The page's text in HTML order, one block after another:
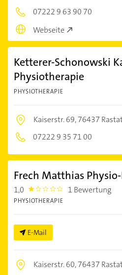
07222 9 63 90 70
Webseite
Ketterer-Schonowski
Physiotherapie
PHYSIOTHERAPIE
Kaiserstr. 69,76437
07222 9 35 71 00
Frech Matthias
1,0 1.0 1 Bewertung
PHYSIOTHERAPIE
E-Mail
Kaiserstr. 60,76437